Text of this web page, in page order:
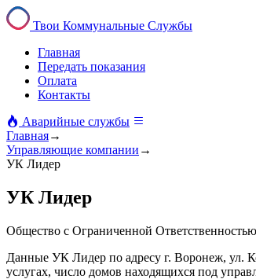
Твои Коммунальные Службы
Главная
Передать показания
Оплата
Контакты
Аварийные службы
Главная→
Управляющие компании →
УК Лидер
УК Лидер
Общество с Ограниченной
Данные УК Лидер по адресу г. Воронеж, ул.
услугах, число домов находящихся под